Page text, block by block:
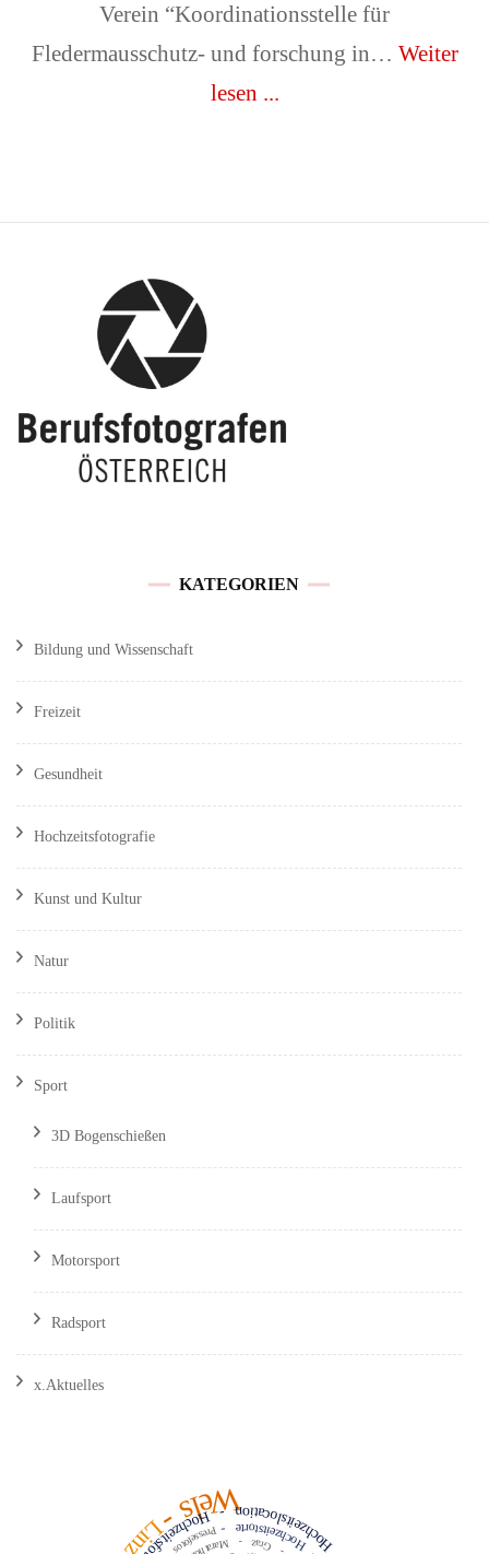
Verein “Koordinationsstelle für
Fledermausschutz- und forschung in… Weiter
lesen ...
KATEGORIEN
Bildung und Wissenschaft
Freizeit
Gesundheit
Hochzeitsfotografie
Kunst und Kultur
Natur
Politik
Sport
3D Bogenschießen
Laufsport
Motorsport
Radsport
x.Aktuelles
Wels
-
Linz Hochzeitslocation
-
Hochzeitstorte
-
Pressefotos Graz
-